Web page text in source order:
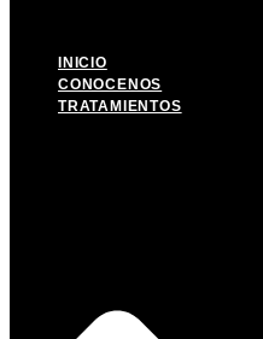
INICIO
CONOCENOS
TRATAMIENTOS